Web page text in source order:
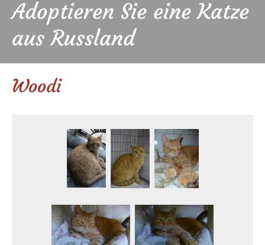
Adoptieren Sie eine Katze
aus Russland
Woodi